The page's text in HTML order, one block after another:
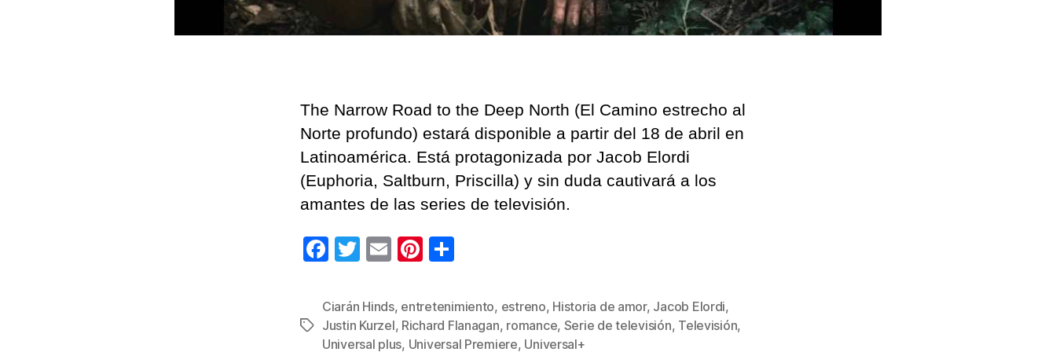
The Narrow Road to the Deep North (El Camino estrecho al
Norte profundo) estará disponible a partir del 18 de abril en
Latinoamérica. Está protagonizada por Jacob Elordi
(Euphoria, Saltburn, Priscilla) y sin duda cautivará a los
amantes de las series de televisión.
F
c
e
T
tt
er
E
ail
Pi
er
e
m
p
Etiquetas
Ciarán Hinds, entretenimiento, estreno, Historia de amor, Jacob Elordi,
Justin Kurzel, Richard Flanagan, romance, Serie de televisión, Televisión,
Universal plus, Universal Premiere, Universal+